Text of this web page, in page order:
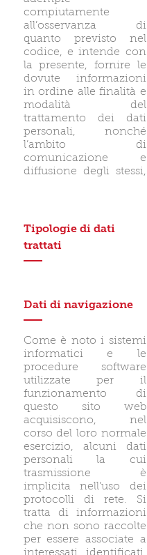
compiutamente
all’osservanza di
quanto previsto nel
codice, e intende con
la presente, fornire le
dovute informazioni
in ordine alle finalità e
modalità del
trattamento dei dati
personali, nonché
l’ambito di
comunicazione e
diffusione degli stessi,
Tipologie di dati
trattati
Dati di navigazione
Come è noto i sistemi
informatici e le
procedure software
utilizzate per il
funzionamento di
questo sito web
acquisiscono, nel
corso del loro normale
esercizio, alcuni dati
personali la cui
trasmissione è
implicita nell’uso dei
protocolli di rete. Si
tratta di informazioni
che non sono raccolte
per essere associate a
sottoporre la richiesta
al server web, la
dimensione del file
ottenuto in risposta, il
codice numerico
indicante lo stato della
risposta data dal server
web (buon fine, errore,
ecc…) ed altri
parametri relativi al
sistema operativo ed
all’ambiente
informatico
dell’utente. Questi dati
vengono utilizzati al
solo fine di ricavare